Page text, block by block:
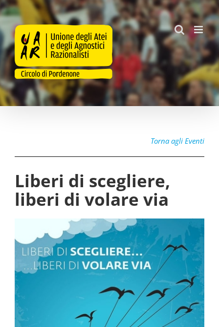
Salta
al
contenuto
Torna agli Eventi
Liberi di scegliere,
liberi di volare via